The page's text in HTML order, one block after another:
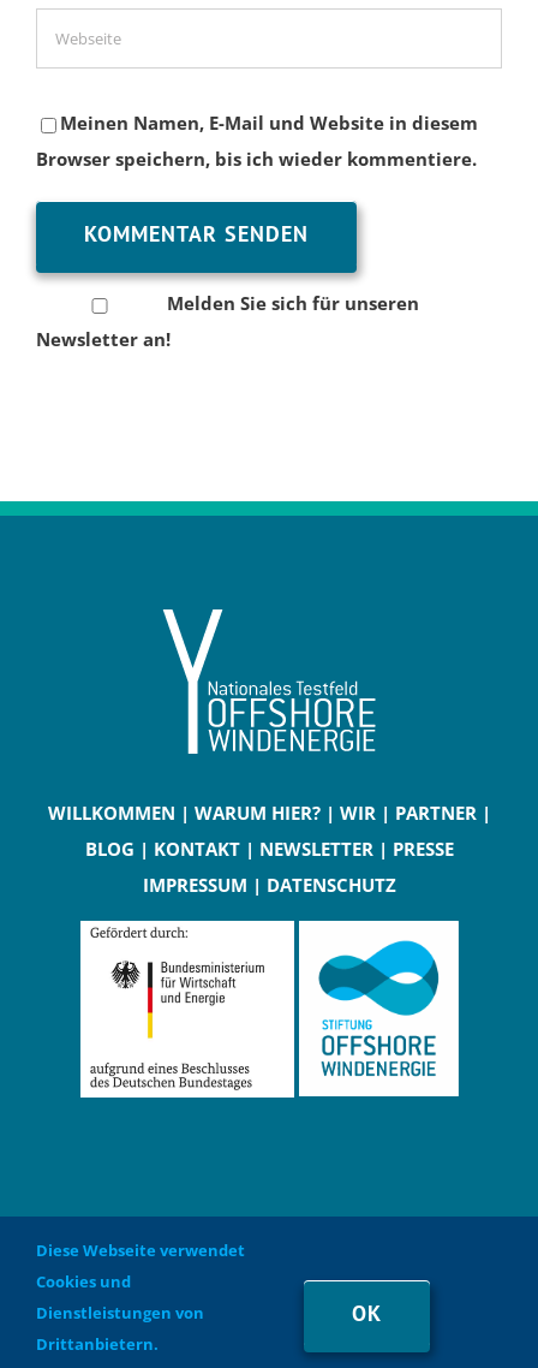
Meinen Namen, E-Mail und Website in diesem
Browser speichern, bis ich wieder kommentiere.
Melden Sie sich für unseren
WILLKOMMEN| WARUM HIER?| WIR |PARTNER
|KONTAKT| NEWSLETTER |PRESSE
IMPRESSUM
Nationales Testfeld Offshore-Windenergie 2019 - 2023 | Ein
Diese Webseite verwendet
Cookies und
Dienstleistungen von
Drittanbietern.
OK